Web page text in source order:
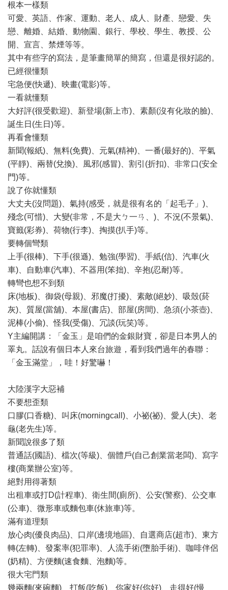
根本一樣類
可愛、英語、作家、運動、老人、成人、財產、戀愛、失
戀、離婚、結婚、動物園、銀行、學校、學生、教授、公
開、宣言、禁煙等等。
其中有些字的寫法，是筆畫簡單的簡寫，但還是很好認的。
已經很懂類
宅急便(快遞)、映畫(電影)等。
一看就懂類
大好評(很受歡迎)、新登場(新上市)、素顏(沒有化妝的臉)、
誕生日(生日)等。
再看會懂類
新聞(報紙)、無料(免費)、元氣(精神)、一番(最好的)、平氣
(平靜)、兩替(兌換)、風邪(感冒)、割引(折扣)、非常口(安全
門)等。
說了你就懂類
大丈夫(沒問題)、氣持(感受，就是很有名的「起毛子」)、
殘念(可惜)、大變(非常，不是大ㄅ一ㄢ、)、不況(不景氣)、
寶籤(彩券)、荷物(行李)、掏摸(扒手)等。
要轉個彎類
上手(很棒)、下手(很遜)、勉強(學習)、手紙(信)、汽車(火
車)、自動車(汽車)、不器用(笨拙)、辛抱(忍耐)等。
轉彎也想不到類
床(地板)、御袋(母親)、邪魔(打擾)、素敵(絕妙)、吸殼(菸
灰)、質屋(當舖)、本屋(書店)、部屋(房間)、急須(小茶壺)、
泥棒(小偷)、怪我(受傷)、冗談(玩笑)等。
Y主編開講：「金玉」是咱們的金銀財寶，卻是日本男人的
睪丸。話說有個日本人來台旅遊，看到我們過年的春聯：
「金玉滿堂」，哇！好驚嚇！
大陸漢字大惡補
不要想歪類
口膠(口香糖)、叫床(morningcall)、小祕(祕)、愛人(夫)、老
龜(老先生)等。
新聞說很多了類
普通話(國語)、檔次(等級)、個體戶(自己創業當老闆)、寫字
樓(商業辦公室)等。
絕對用得著類
出租車或打D(計程車)、衛生間(廁所)、公安(警察)、公交車
(公車)、微形車或麵包車(休旅車)等。
滿有道理類
放心肉(優良肉品)、口岸(邊境地區)、自選商店(超市)、東方
轉(左轉)、發案率(犯罪率)、人流手術(墮胎手術)、咖啡伴侶
(奶精)、方便麵(速食麵、泡麵)等。
很大宅門類
幾兩麵(來碗麵)、打飯(吃飯)、你家好(你好)、走得好(慢